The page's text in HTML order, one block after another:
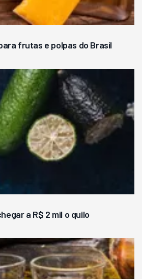
frutas e polpas do Brasil
a R$ 2 mil o quilo